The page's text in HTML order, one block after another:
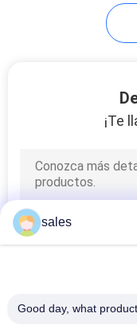
¡Te
sales
Good day, what